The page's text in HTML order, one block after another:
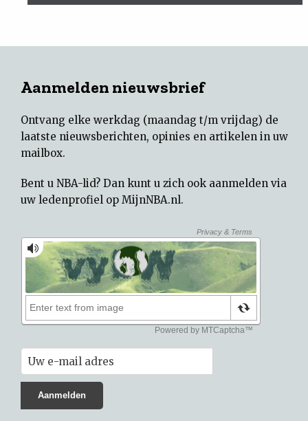
Aanmelden nieuwsbrief
Ontvang elke werkdag (maandag t/m vrijdag) de
laatste nieuwsberichten, opinies en artikelen in uw
mailbox.
Bent u NBA-lid? Dan kunt u zich ook aanmelden via
uw ledenprofiel op MijnNBA.nl.